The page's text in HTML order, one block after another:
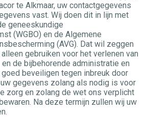
te Alkmaar, uw contactgegevens
vast. Wij doen dit in lijn met
geneeskundige
(WGBO) en de Algemene
(AVG). Dat wil zeggen
gebruiken voor het verlenen van
de bijbehorende administratie en
beveiligen tegen inbreuk door
gegevens zolang als nodig is voor
zorg en zolang de wet ons verplicht
Na deze termijn zullen wij uw